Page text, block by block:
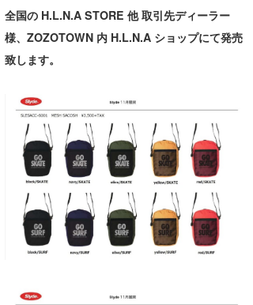
全国の H.L.N.A STORE 他 取引先ディーラー
様、ZOZOTOWN 内 H.L.N.A ショップにて発売
致します。
KY
MIN
mitz
OYZ
S.K
Soulman
VAGY
YUKI☆